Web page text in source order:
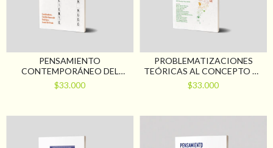
PENSAMIENTO
CONTEMPORÁNEO DEL
TRABAJO SOCIAL.
PROPOSICIONES DE SAÚL
$33.000
PROBLEMATIZACIONES
TEÓRICAS AL CONCEPTO DE
INTERVENCIÓN EN TRABAJO
SOCIAL. PERSPECTIVAS
$33.000